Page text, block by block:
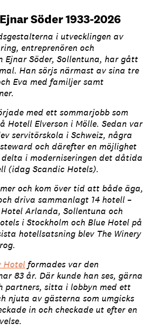
Söder 1933-2026
i utvecklingen av
entreprenören och
Ejnar Söder, Sollentuna, har gått
Han sörjs närmast av sina tre
Eva med familjer samt
med ett sommarjobb som
Hotell Elverson i Mölle. Sedan var
servitörskola i Schweiz, några
och därefter en möjlighet
i moderniseringen det dåtida
(idag Scandic Hotels).
och kom över tid att både äga,
driva sammanlagt 14 hotell –
Arlanda, Sollentuna och
i Stockholm och Blue Hotel på
hotellsatsning blev The Winery
Hotel formades var den
83 år. Där kunde han ses, gärna
partners, sitta i lobbyn med ett
njuta av gästerna som umgicks
in och checkade ut efter en